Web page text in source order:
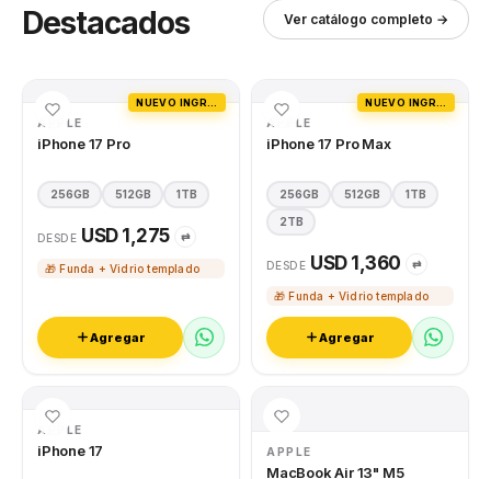
Destacados Ver catálogo completo →
APPLE
iPhone 17 Pro
256GB 512GB 1TB
DESDE USD 1,275 ⇄
🎁 Funda + Vidrio templado
Agregar
APPLE
iPhone 17 Pro Max
256GB 512GB 1TB
2TB
DESDE USD 1,360 ⇄
🎁 Funda + Vidrio templado
Agregar
APPLE
iPhone 17 APPLE
MacBook Air 13" M5